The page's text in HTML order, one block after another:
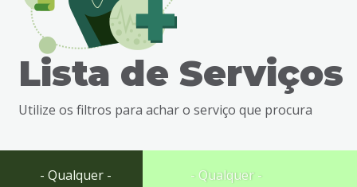
busca
Ir
Lista de Serviços
Utilize os filtros para achar o serviço que procura
- Qualquer - - Qualquer -